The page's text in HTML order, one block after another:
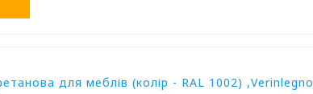
для меблів (колір - RAL 1002) ,Verinlegno